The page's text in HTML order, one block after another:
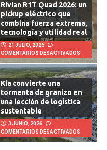
Rivian R1T Quad 2026: un
pickup eléctrico que
combina fuerza extrema,
tecnología y utilidad real
21 JULIO, 2026
COMENTARIOS DESACTIVADOS
Kia convierte una
tormenta de granizo en
una lección de logística
sustentable
3 JUNIO, 2026
COMENTARIOS DESACTIVADOS